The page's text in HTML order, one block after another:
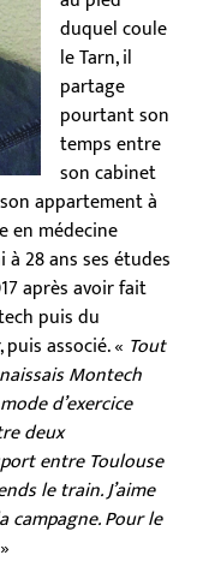
duquel coule
le Tarn, il
partage
pourtant son
temps entre
son cabinet
appartement à
en médecine
28 ans ses études
après avoir fait
puis du
associé. « Tout
Montech
d’exercice
deux
entre Toulouse
le train. J’aime
campagne. Pour le
»